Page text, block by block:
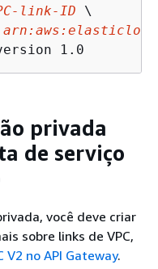
link-ID \
1.0
privada
de serviço
você deve criar
sobre links de VPC,
V2 no API Gateway.